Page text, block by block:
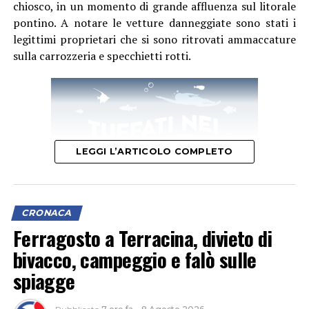
chiosco, in un momento di grande affluenza sul litorale
pontino. A notare le vetture danneggiate sono stati i
legittimi proprietari che si sono ritrovati ammaccature
sulla carrozzeria e specchietti rotti.
L’ipotesi è quella di un veicolo finito contro le tre auto,
il cui conducente non si sarebbe fermato dopo l’impatto
per verificare i danni né per lasciare i propri dati,
LEGGI L’ARTICOLO COMPLETO
CRONACA
Ferragosto a Terracina, divieto di
bivacco, campeggio e falò sulle
spiagge